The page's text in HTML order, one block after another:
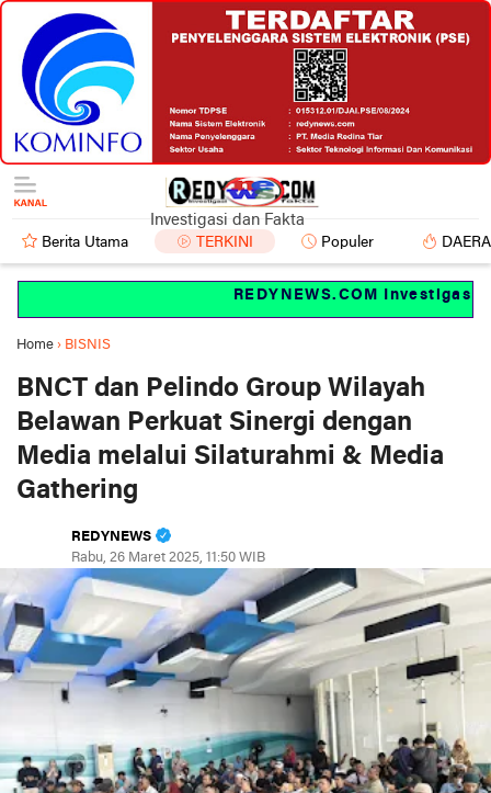
Investigasi dan Fakta
Berita Utama TERKINI Populer
REDYNEWS.COM Investigasi
Home › BISNIS
BNCT dan Pelindo Group Wilayah
Belawan Perkuat Sinergi dengan
Media melalui Silaturahmi & Media
Gathering
REDYNEWS
Rabu, 26 Maret 2025, 11:50 WIB